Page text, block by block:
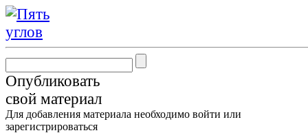
Опубликовать
свой материал
Для добавления материала необходимо войти или
зарегистрироваться